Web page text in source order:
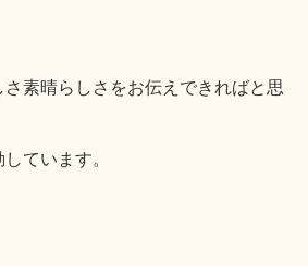
素晴らしさをお伝えできればと思
ています。